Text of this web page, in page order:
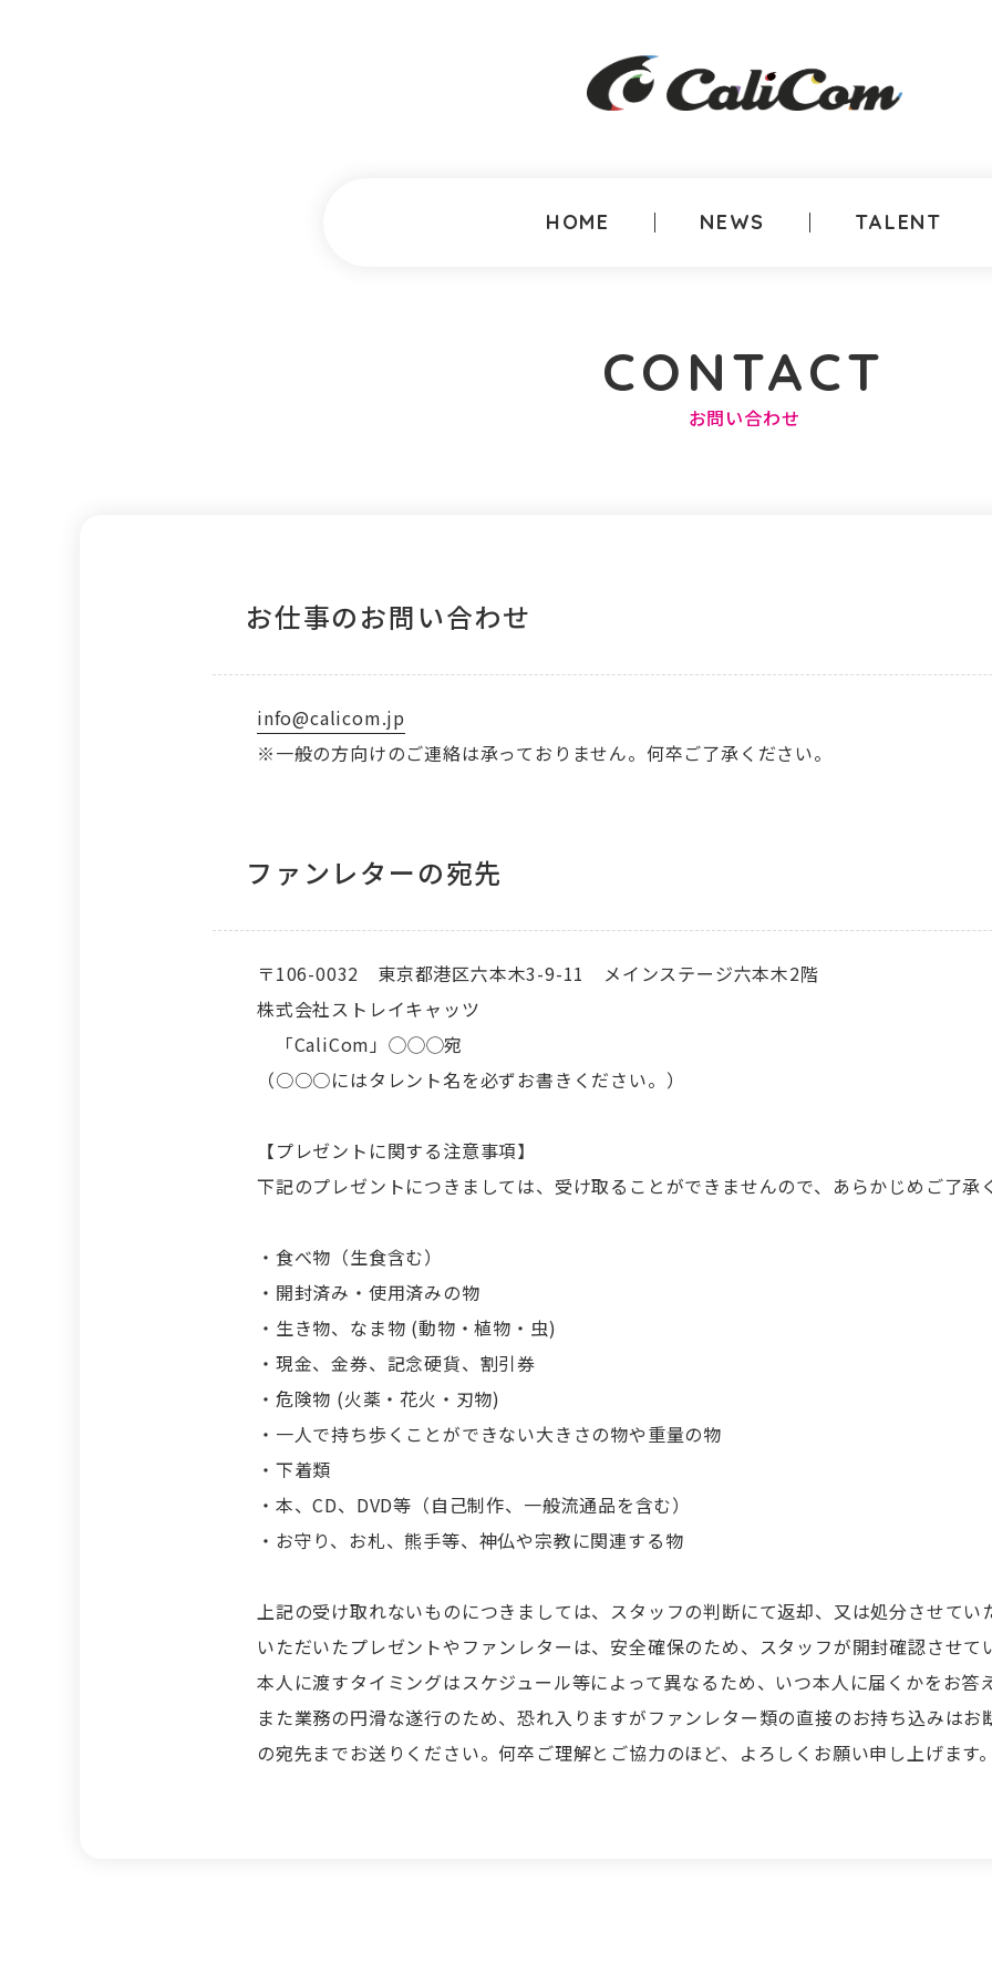
HOME NEWS TALENT
CONTACT
お問い合わせ
お仕事のお問い合わせ
info@calicom.jp
※一般の方向けのご連絡は承っておりません。何卒ご了承ください。
ファンレターの宛先
〒106-0032 東京都港区六本木3-9-11 メインステージ六本木2階
株式会社ストレイキャッツ
「CaliCom」◯◯◯宛
（○○○にはタレント名を必ずお書きください。）
【プレゼントに関する注意事項】
下記のプレゼントにつきましては、受け取ることができませんので、あらかじめご了承
・食べ物（生食含む）
・開封済み・使用済みの物
・生き物、なま物 (動物・植物・虫)
・現金、金券、記念硬貨、割引券
・危険物 (火薬・花火・刃物)
・一人で持ち歩くことができない大きさの物や重量の物
・下着類
・本、CD、DVD等（自己制作、一般流通品を含む）
・お守り、お札、熊手等、神仏や宗教に関連する物
上記の受け取れないものにつきましては、スタッフの判断にて返却、又は処分させてい
いただいたプレゼントやファンレターは、安全確保のため、スタッフが開封確認させて
本人に渡すタイミングはスケジュール等によって異なるため、いつ本人に届くかをお答
また業務の円滑な遂行のため、恐れ入りますがファンレター類の直接のお持ち込みはお
の宛先までお送りください。 何卒ご理解とご協力のほど、よろしくお願い申し上げます。